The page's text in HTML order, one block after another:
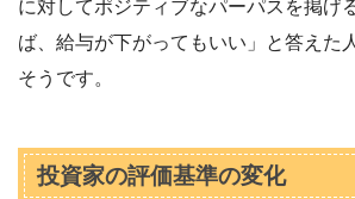
に対してポジティブなパーパスを掲げ
ば、給与が下がってもいい」と答えた
そうです。
投資家の評価基準の変化